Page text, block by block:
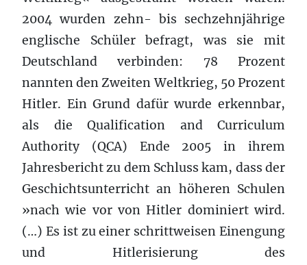
2004 wurden zehn- bis sechzehnjährige
englische Schüler befragt, was sie mit
Deutschland verbinden: 78 Prozent
nannten den Zweiten Weltkrieg, 50 Prozent
Hitler. Ein Grund dafür wurde erkennbar,
als die Qualification and Curriculum
Authority (QCA) Ende 2005 in ihrem
Jahresbericht zu dem Schluss kam, dass der
Geschichtsunterricht an höheren Schulen
»nach wie vor von Hitler dominiert wird.
(…) Es ist zu einer schrittweisen Einengung
und Hitlerisierung des